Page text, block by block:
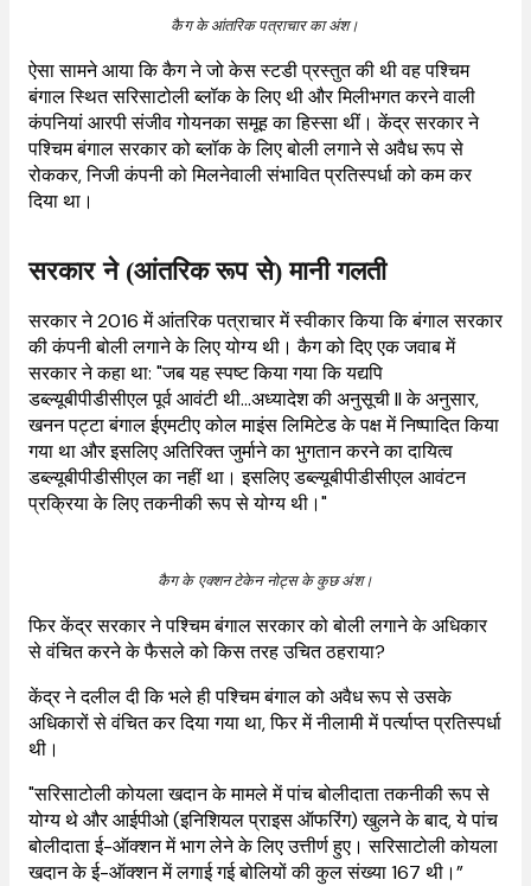
कैग के आंतरिक पत्राचार का अंश।
ऐसा सामने आया कि कैग ने जो केस स्टडी प्रस्तुत की थी वह पश्चिम
बंगाल स्थित सरिसाटोली ब्लॉक के लिए थी और मिलीभगत करने वाली
कंपनियां आरपी संजीव गोयनका समूह का हिस्सा थीं। केंद्र सरकार ने
पश्चिम बंगाल सरकार को ब्लॉक के लिए बोली लगाने से अवैध रूप से
रोककर, निजी कंपनी को मिलनेवाली संभावित प्रतिस्पर्धा को कम कर
दिया था।
सरकार ने (आंतरिक रूप से) मानी गलती
सरकार ने 2016 में आंतरिक पत्राचार में स्वीकार किया कि बंगाल सरकार
की कंपनी बोली लगाने के लिए योग्य थी। कैग को दिए एक जवाब में
सरकार ने कहा था: "जब यह स्पष्ट किया गया कि यद्यपि
डब्ल्यूबीपीडीसीएल पूर्व आवंटी थी…अध्यादेश की अनुसूची II के अनुसार,
खनन पट्टा बंगाल ईएमटीए कोल माइंस लिमिटेड के पक्ष में निष्पादित किया
गया था और इसलिए अतिरिक्त जुर्माने का भुगतान करने का दायित्व
डब्ल्यूबीपीडीसीएल का नहीं था। इसलिए डब्ल्यूबीपीडीसीएल आवंटन
प्रक्रिया के लिए तकनीकी रूप से योग्य थी।"
कैग के एक्शन टेकेन नोट्स के कुछ अंश।
फिर केंद्र सरकार ने पश्चिम बंगाल सरकार को बोली लगाने के अधिकार
से वंचित करने के फैसले को किस तरह उचित ठहराया?
केंद्र ने दलील दी कि भले ही पश्चिम बंगाल को अवैध रूप से उसके
अधिकारों से वंचित कर दिया गया था, फिर में नीलामी में पर्त्याप्त प्रतिस्पर्धा
थी।
"सरिसाटोली कोयला खदान के मामले में पांच बोलीदाता तकनीकी रूप से
योग्य थे और आईपीओ (इनिशियल प्राइस ऑफरिंग) खुलने के बाद, ये पांच
बोलीदाता ई-ऑक्शन में भाग लेने के लिए उत्तीर्ण हुए। सरिसाटोली कोयला
खदान के ई-ऑक्शन में लगाई गई बोलियों की कुल संख्या 167 थी।”